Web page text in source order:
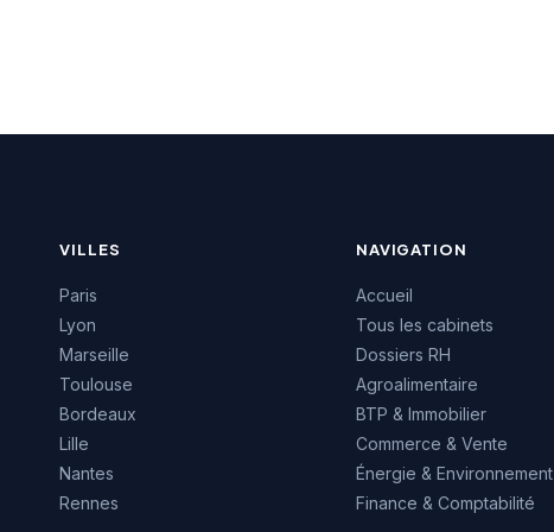
VILLES
Paris
Lyon
Marseille
Toulouse
Bordeaux
Lille
Nantes
Rennes
NAVIGATION
Accueil
Tous les cabinets
Dossiers RH
Agroalimentaire
BTP & Immobilier
Commerce & Vente
Énergie & Environnement
Finance & Comptabilité